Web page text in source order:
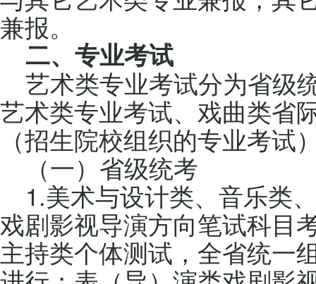
兼报。
二、专业考试
艺术类专业考试分为省级
艺术类专业考试、戏曲类省
（招生院校组织的专业考试
（一）省级统考
1.美术与设计类、音乐类
戏剧影视导演方向笔试科目
主持类个体测试，全省统一